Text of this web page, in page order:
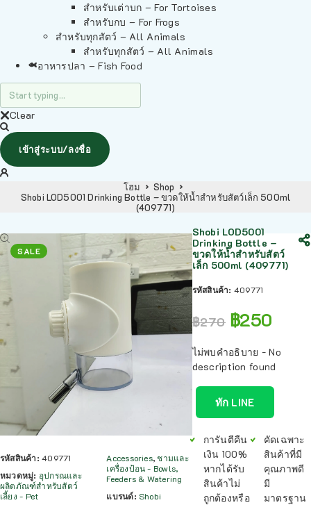
สำหรับเต่าบก – For Tortoises
สำหรับกบ – For Frogs
สำหรับทุกสัตว์ – All Animals
สำหรับทุกสัตว์ – All Animals
อาหารปลา – Fish Food
Clear
เข้าสู่ระบบ/ลงชื่อ
โฮม
Shop
Shobi LOD5001 Drinking Bottle – ขวดให้น้ำสำหรับสัตว์เล็ก 500ml
(409771)
SALE
รหัสสินค้า:409771
หมวดหมู่: อุปกรณและ
ผลิตภัณฑ์สำหรับสัตว์
เลี้ยง - Pet
Accessories,ชามและ
เครื่องป้อน - Bowls,
Feeders & Watering
แบรนด์: Shobi
Shobi LOD5001
Drinking Bottle –
ขวดให้น้ำสำหรับสัตว์
เล็ก 500ml (409771)
รหัสสินค้า: 409771
฿270 ฿250
ไม่พบคำอธิบาย - No
description found
ทัก LINE
การันตีคืน
เงิน 100%
หากได้รับ
สินค้าไม่
ถูกต้องหรือ
คัดเฉพาะ
สินค้าที่มี
คุณภาพดี
มี
มาตรฐาน